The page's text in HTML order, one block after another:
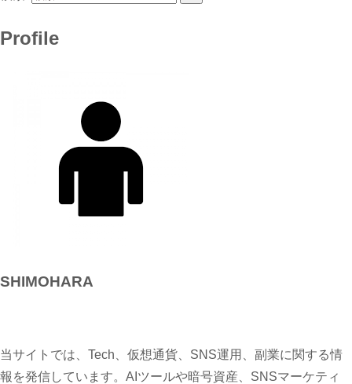
Profile
SHIMOHARA
当サイトでは、Tech、仮想通貨、SNS運用、副業に関する情
報を発信しています。AIツールや暗号資産、SNSマーケティ